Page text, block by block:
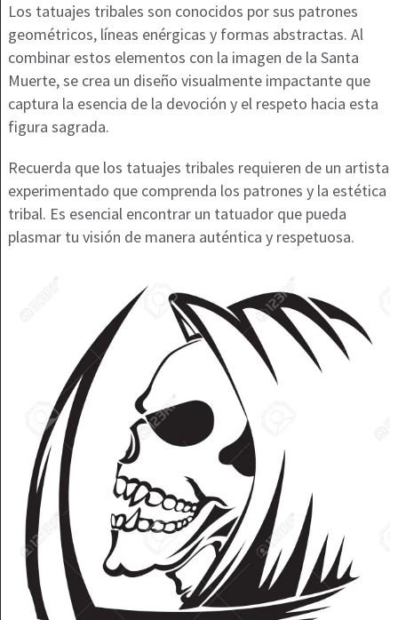
Los tatuajes tribales son conocidos por sus patrones
geométricos, líneas enérgicas y formas abstractas. Al
combinar estos elementos con la imagen de la Santa
Muerte, se crea un diseño visualmente impactante que
captura la esencia de la devoción y el respeto hacia esta
figura sagrada.
Recuerda que los tatuajes tribales requieren de un artista
experimentado que comprenda los patrones y la estética
tribal. Es esencial encontrar un tatuador que pueda
plasmar tu visión de manera auténtica y respetuosa.